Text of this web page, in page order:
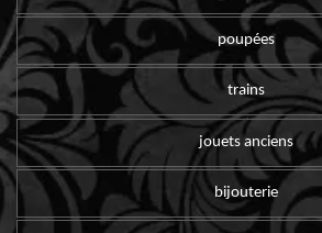
poupées
trains
jouets anciens
bijouterie